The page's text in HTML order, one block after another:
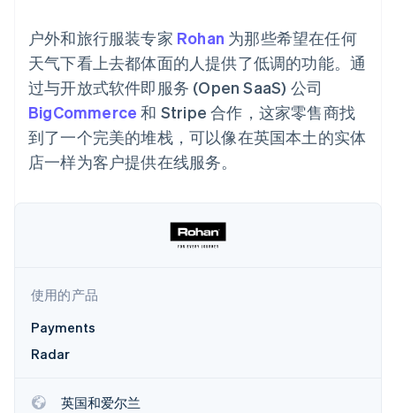
Boost
支付成功率优
化
Link
加速结账
Financial
Connections
关联金融账户
数据
Radar
初创企业注册
碳移除
按行业
AI 企业
创作者经济
游戏
酒店、旅游与休闲
保险
媒体与娱乐
非营利组织
公共部门
应用集成
代码示例
开发者博客
API 状态
联系
联系销售
成为合作伙伴
户外和旅行服装专家 Rohan 为那些希望在任何
天气下看上去都体面的人提供了低调的功能。通
过与开放式软件即服务 (Open SaaS) 公司
BigCommerce 和 Stripe 合作，这家零售商找
到了一个完美的堆栈，可以像在英国本土的实体
店一样为客户提供在线服务。
使用的产品
Payments
Radar
英国和爱尔兰